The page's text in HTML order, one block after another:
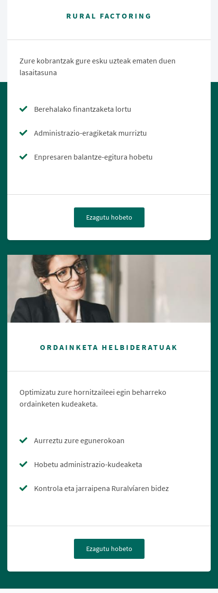
RURAL FACTORING
Zure kobrantzak gure esku uzteak ematen duen
lasaitasuna
Berehalako finantzaketa lortu
Administrazio-eragiketak murriztu
Enpresaren balantze-egitura hobetu
Ezagutu hobeto
ORDAINKETA HELBIDERATUAK
Optimizatu zure hornitzaileei egin beharreko
ordainketen kudeaketa.
Aurreztu zure egunerokoan
Hobetu administrazio-kudeaketa
Kontrola eta jarraipena Ruralvíaren bidez
Ezagutu hobeto